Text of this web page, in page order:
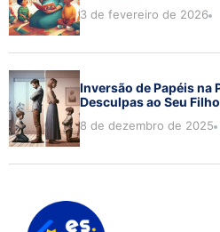
3 de fevereiro de 2026
Inversão de Papéis na
Desculpas ao Seu
8 de dezembro de 2025